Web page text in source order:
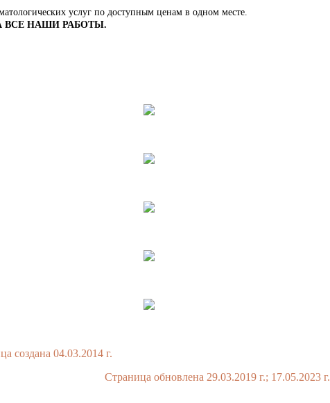
услуг по доступным ценам в одном месте.
ВСЕ НАШИ РАБОТЫ.
создана 04.03.2014 г.
обновлена 29.03.2019 г.; 17.05.2023 г.